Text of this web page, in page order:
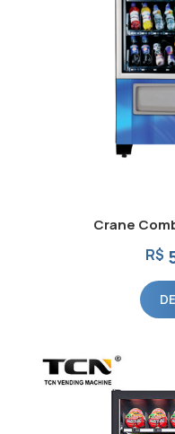
Crane
R$